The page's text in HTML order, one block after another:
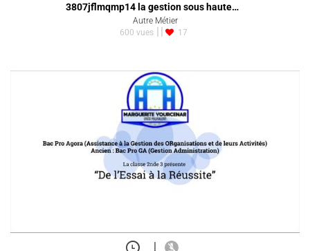
3807jflmqmp14 la gestion sous haute…
Autre Métier
600 vues
17